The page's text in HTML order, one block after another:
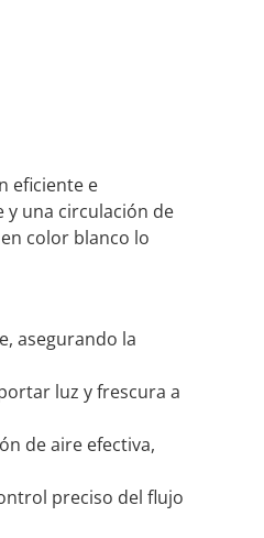
eficiente e
una circulación de
color blanco lo
asegurando la
luz y frescura a
de aire efectiva,
preciso del flujo